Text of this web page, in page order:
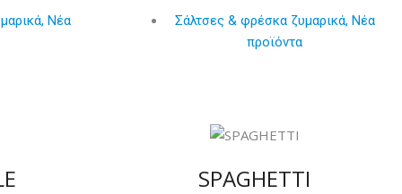
, Νέα Σάλτσες & φρέσκα ζυμαρικά, Νέα
προϊόντα
SPAGHETTI